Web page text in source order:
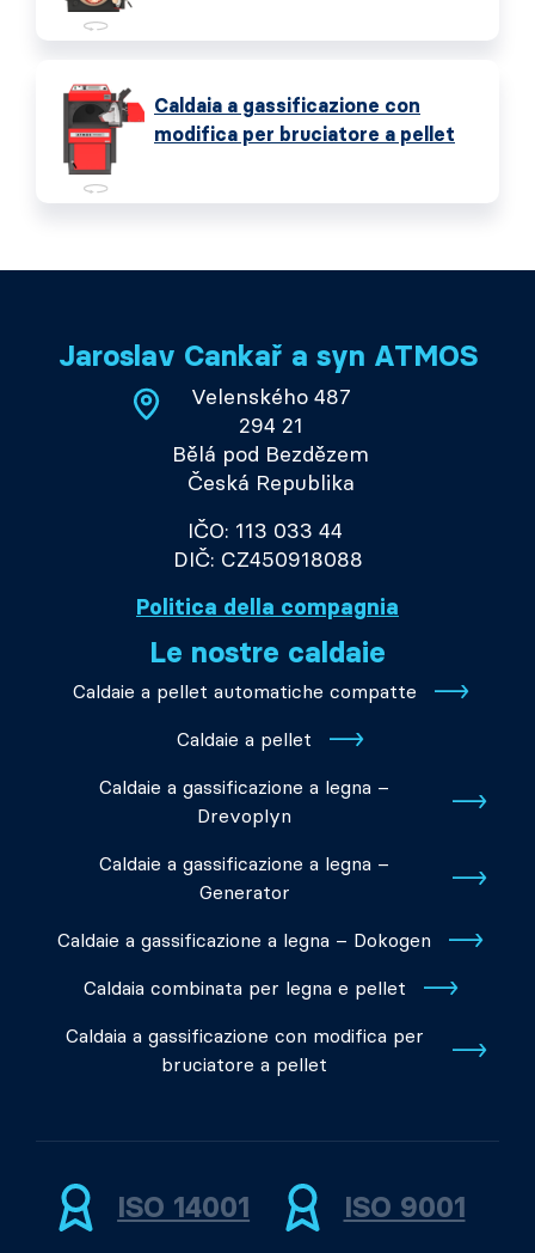
Caldaia a gassificazione con
modifica per bruciatore a pellet
Jaroslav Cankař a syn ATMOS
Velenského 487
294 21
Bělá pod Bezdězem
Česká Republika
IČO: 113 033 44
DIČ: CZ450918088
Politica della compagnia
Le nostre caldaie
Caldaie a pellet automatiche compatte
Caldaie a pellet
Caldaie a gassificazione a legna –
Drevoplyn
Caldaie a gassificazione a legna –
Generator
Caldaie a gassificazione a legna – Dokogen
Caldaia combinata per legna e pellet
Caldaia a gassificazione con modifica per
bruciatore a pellet
ISO 14001 ISO 9001